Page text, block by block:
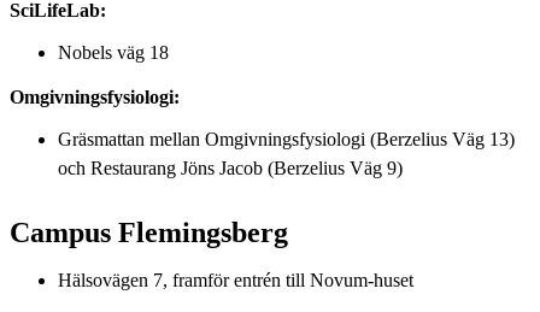
SciLifeLab:
Nobels väg 18
Omgivningsfysiologi:
Gräsmattan mellan Omgivningsfysiologi (Berzelius Väg 13)
och Restaurang Jöns Jacob (Berzelius Väg 9)
Campus Flemingsberg
Hälsovägen 7, framför entrén till Novum-huset